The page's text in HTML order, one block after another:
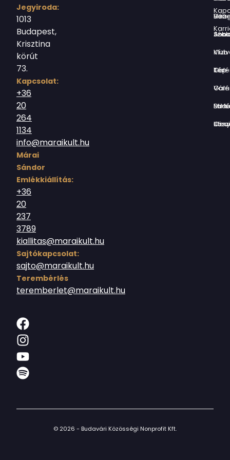
Jegyiroda:
1013
Budapest,
Krisztina
körút
73.
Kapcsolat:
+36
20
264
1134
info@maraikult.hu
Márai
Sándor
Emlékkiállítás:
+36
20
237
3789
kiallitas@maraikult.hu
Sajtókapcsolat:
sajto@maraikult.hu
Terembérlés
teremberlet@maraikult.hu
Virág Benedek Ház
Jókai Anna
Vízivárosi Klub
Tér-Kép
Várnegyed
Borsos
Országház
© 2026 - Budavári Közösségi Nonprofit Kft.